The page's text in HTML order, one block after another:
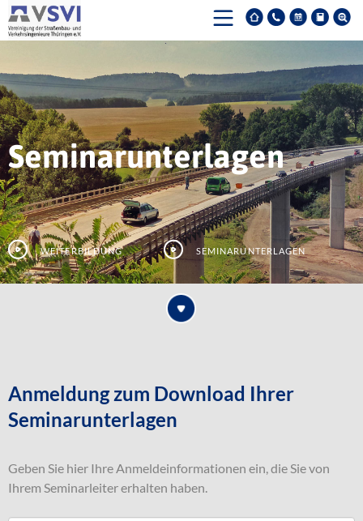
Seminarunterlagen
Weiterbildung Seminarunterlagen
Anmeldung zum Download Ihrer
Seminarunterlagen
Geben Sie hier Ihre Anmeldeinformationen ein, die Sie von
Ihrem Seminarleiter erhalten haben.